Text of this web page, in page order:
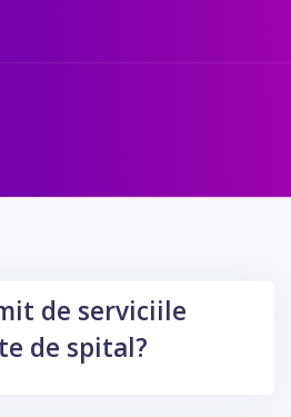
de serviciile
de spital?